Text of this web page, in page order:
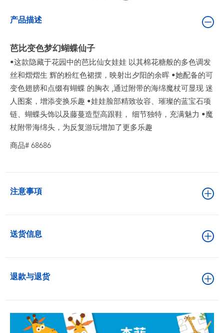
新登场
玩具促销
玩具清货
产品描述
芭比变色梦幻蝴蝶仙子
•这款隐藏于花园中的芭比仙女娃娃 以其棉花糖般的多色调发
丝和熠熠生 辉的粉红色裙摆，映射出夕阳的余晖 •她配备的可
变色翅膀和点缀有蝴蝶 的胸衣 ,通过附带的海绵魔杖可显现 迷
人图案，增添变换乐趣 •娃娃脸部精致妆容、璀璨的蓝宝石项
链、蝴蝶头饰以及藤蔓造型高跟鞋， 细节独特，充满魅力 •魔
杖附带海绵头，为反复游玩增加了更多乐趣
商品# 68686
注意事項
送货信息
退款与退货